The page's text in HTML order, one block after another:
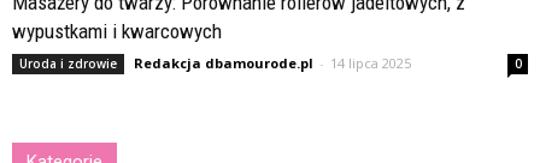
wypustkami i kwarcowych
Uroda i zdrowie Redakcja dbamourode.pl - 14 lipca 2025 0